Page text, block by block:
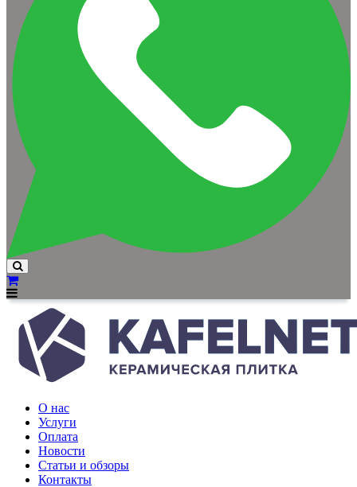
О нас
Услуги
Оплата
Новости
Статьи и обзоры
Контакты